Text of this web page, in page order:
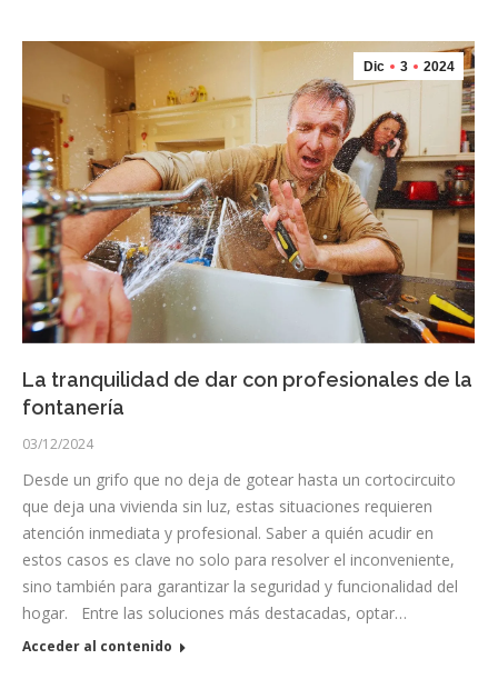
Dic 3 2024
La tranquilidad de dar con profesionales de la
fontanería
03/12/2024
Desde un grifo que no deja de gotear hasta un cortocircuito
que deja una vivienda sin luz, estas situaciones requieren
atención inmediata y profesional. Saber a quién acudir en
estos casos es clave no solo para resolver el inconveniente,
sino también para garantizar la seguridad y funcionalidad del
hogar. Entre las soluciones más destacadas, optar…
Acceder al contenido